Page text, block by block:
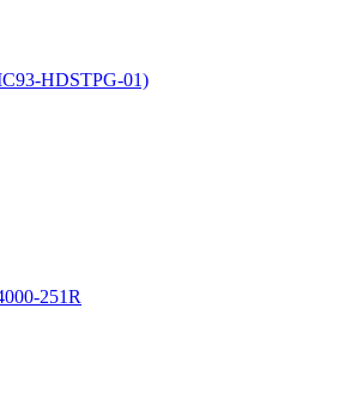
HDSTPG-01)
251R